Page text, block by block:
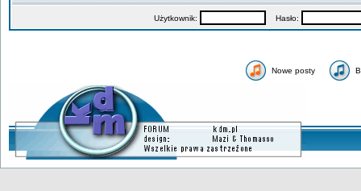
Użytkownik: Hasło:
Nowe posty